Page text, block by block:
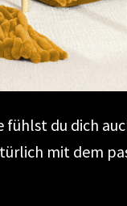
fühlst du dich
mit dem